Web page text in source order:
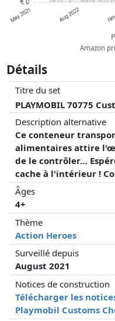
Amazon
Détails
Titre du set
PLAYMOBIL 70775
Description alternative
Ce conteneur
alimentaires attire
de le contrôler…
cache à l'intérieur !
Âges
4+
Thème
Action Heroes
Surveillé depuis
August 2021
Notices de construction
Télécharger les
Playmobil Customs